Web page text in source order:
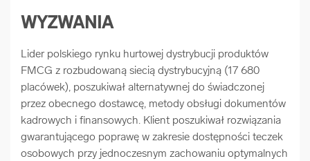
WYZWANIA
Lider polskiego rynku hurtowej dystrybucji produktów
FMCG z rozbudowaną siecią dystrybucyjną (17 680
placówek), poszukiwał alternatywnej do świadczonej
przez obecnego dostawcę, metody obsługi dokumentów
kadrowych i finansowych. Klient poszukiwał rozwiązania
gwarantującego poprawę w zakresie dostępności teczek
osobowych przy jednoczesnym zachowaniu optymalnych